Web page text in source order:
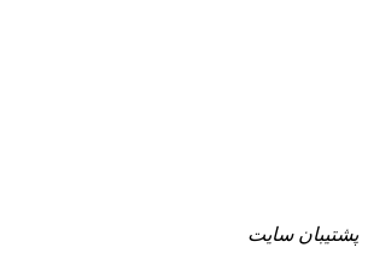
پشتیبان سایت